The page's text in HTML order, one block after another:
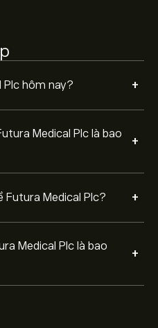
Plc hôm nay? +
Medical Plc là bao
+
Futura Medical Plc? +
Medical Plc là bao
+